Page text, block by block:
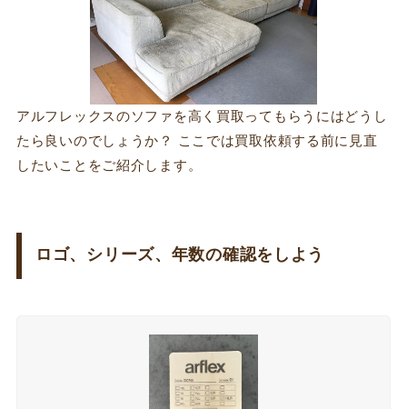
アルフレックスのソファを高く買取ってもらうにはどうし
たら良いのでしょうか？ ここでは買取依頼する前に見直
したいことをご紹介します。
ロゴ、シリーズ、年数の確認をしよう